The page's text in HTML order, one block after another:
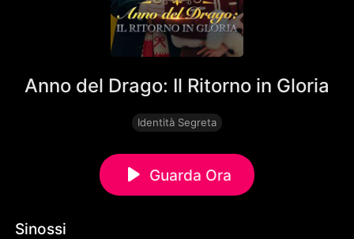
Anno del Drago: Il Ritorno in Gloria
Identità Segreta
Guarda Ora
Sinossi